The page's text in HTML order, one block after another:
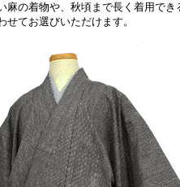
麻の着物や、秋頃まで長く着用で
せてお選びいただけます。